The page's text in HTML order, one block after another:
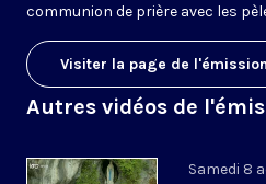
communion de prière avec les
Visiter la page de l'émission
Autres vidéos de
Samedi 8